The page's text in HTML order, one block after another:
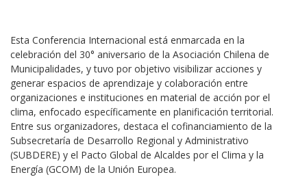
Esta Conferencia Internacional está enmarcada en la
celebración del 30° aniversario de la Asociación Chilena de
Municipalidades, y tuvo por objetivo visibilizar acciones y
generar espacios de aprendizaje y colaboración entre
organizaciones e instituciones en material de acción por el
clima, enfocado específicamente en planificación territorial.
Entre sus organizadores, destaca el cofinanciamiento de la
Subsecretaría de Desarrollo Regional y Administrativo
(SUBDERE) y el Pacto Global de Alcaldes por el Clima y la
Energía (GCOM) de la Unión Europea.